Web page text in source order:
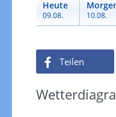
Heute
09.08. 10.08.
Teilen